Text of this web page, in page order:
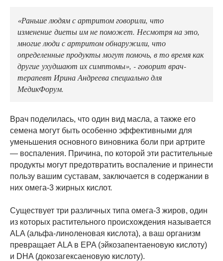
«Раньше людям с артритом говорили, что
изменение диеты им не поможет. Несмотря на это,
многие люди с артритом обнаружили, что
определенные продукты могут помочь, в то время как
другие ухудшают их симптомы», - говорит врач-
терапевт Ирина Андреева специально для
МедикФорум.
Врач поделилась, что один вид масла, а также его
семена могут быть особенно эффективными для
уменьшения основного виновника боли при артрите
— воспаления. Причина, по которой эти растительные
продукты могут предотвратить воспаление и принести
пользу вашим суставам, заключается в содержании в
них омега-3 жирных кислот.
Существует три различных типа омега-3 жиров, один
из которых растительного происхождения называется
ALA (альфа-линоленовая кислота), а ваш организм
превращает ALA в EPA (эйкозапентаеновую кислоту)
и DHA (докозагексаеновую кислоту).